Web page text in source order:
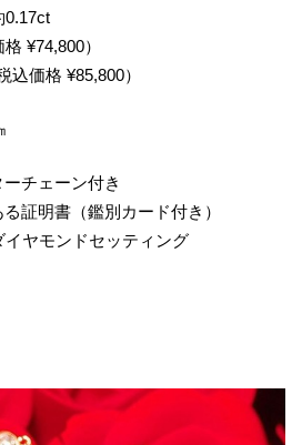
0.17ct
¥74,800）
込価格 ¥85,800）
チェーン付き
証明書（鑑別カード付き）
イヤモンドセッティング